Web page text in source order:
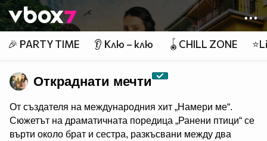
Member of
👾
🎉 PARTY TIME 👂 Клю – клю 🪀CHILL ZONE
Откраднати мечти
От създателя на международния хит „Намери ме“.
Сюжетът на драматичната поредица „Ранени птици“ се
върти около брат и сестра, разкъсвани между два